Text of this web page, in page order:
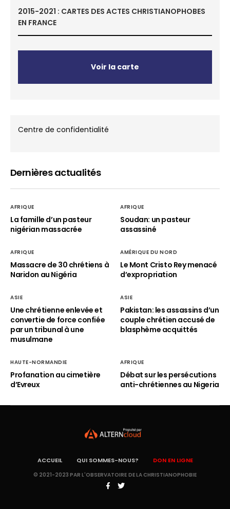
2015-2021 : CARTES DES ACTES CHRISTIANOPHOBES
EN FRANCE
Voir la carte
Centre de confidentialité
Dernières actualités
AFRIQUE
La famille d’un pasteur
nigérian massacrée
AFRIQUE
Soudan: un pasteur
assassiné
AFRIQUE
Massacre de 30 chrétiens à
Naridon au Nigéria
AMÉRIQUE DU NORD
Le Mont Cristo Rey menacé
d’expropriation
ASIE
Une chrétienne enlevée et
convertie de force confiée
par un tribunal à une
musulmane
ASIE
Pakistan: les assassins d’un
couple chrétien accusé de
blasphème acquittés
HAUTE-NORMANDIE
Profanation au cimetière
d’Evreux
AFRIQUE
Débat sur les persécutions
anti-chrétiennes au Nigeria
ACCUEIL QUI SOMMES-NOUS? DON EN LIGNE
© 2021-2023 PAR L'OBSERVATOIRE DE LA CHRISTIANOPHOBIE